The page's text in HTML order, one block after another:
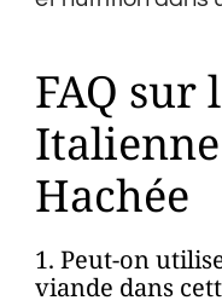
FAQ sur
Hachée
1. Peut-on
viande dans